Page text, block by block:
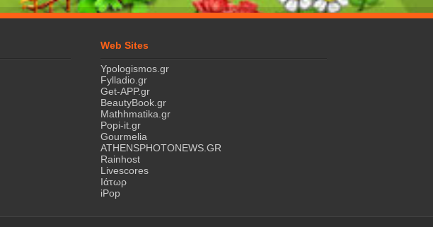
Web Sites
Ypologismos.gr
Fylladio.gr
Get-APP.gr
BeautyBook.gr
Mathhmatika.gr
Popi-it.gr
Gourmelia
ATHENSPHOTONEWS.GR
Rainhost
Livescores
Ιάτωρ
iPop